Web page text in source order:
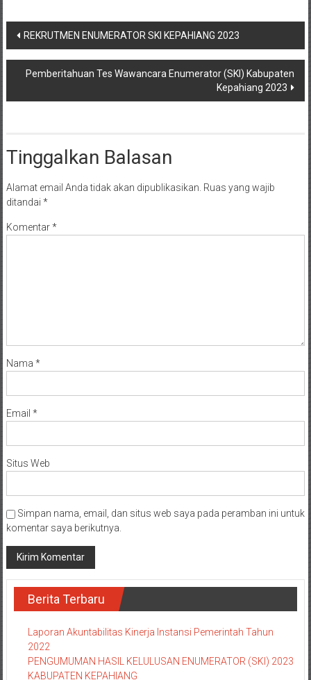
REKRUTMEN ENUMERATOR SKI KEPAHIANG 2023
Pemberitahuan Tes Wawancara Enumerator (SKI) Kabupaten
Kepahiang 2023
Tinggalkan Balasan
Alamat email Anda tidak akan dipublikasikan. Ruas yang wajib
ditandai *
Komentar*
Nama *
Email *
Situs Web
Simpan nama, email, dan situs web saya pada peramban ini untuk
komentar saya berikutnya.
Berita Terbaru
Laporan Akuntabilitas Kinerja Instansi Pemerintah Tahun
2022
PENGUMUMAN HASIL KELULUSAN ENUMERATOR (SKI) 2023
KABUPATEN KEPAHIANG